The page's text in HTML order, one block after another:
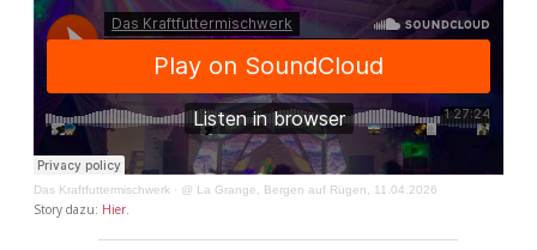
Das Kraftfuttermischwerk · @ La Grange, Bergen auf Rügen, 11.04.2026
Story dazu: Hier.